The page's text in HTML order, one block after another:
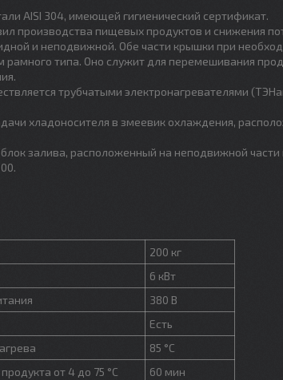
AISI 304, имеющей гигиенический сертификат.
производства пищевых продуктов и снижения
и неподвижной. Обе части крышки при
типа. Оно служит для перемешивания
трубчатыми электронагревателями
хладоносителя в змеевик охлаждения,
залива, расположенный на неподвижной
200 кг
6 кВт
380 В
Есть
85 °С
от 4 до 75 °С
60 мин